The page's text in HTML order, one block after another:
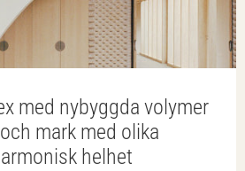
med nybyggda volymer
mark med olika
helhet